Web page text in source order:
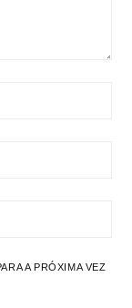
A PRÓXIMA VEZ